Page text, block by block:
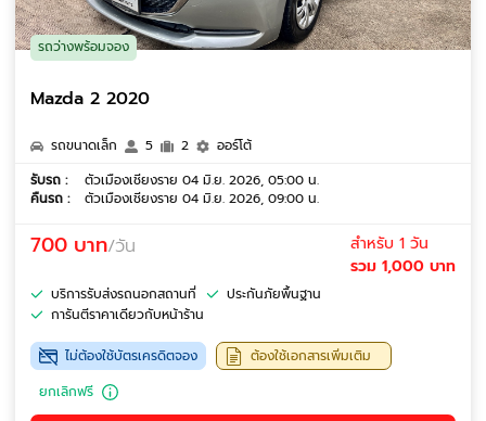
รถว่างพร้อมจอง
Mazda 2 2020
รถขนาดเล็ก 5 2
ออร์โต้
รับรถ :
ตัวเมืองเชียงราย 04 มิ.ย. 2026, 05:00 น.
คืนรถ :
ตัวเมืองเชียงราย 04 มิ.ย. 2026, 09:00 น.
700 บาท/วัน
สำหรับ 1 วัน
รวม 1,000 บาท
บริการรับส่งรถนอกสถานที่
ประกันภัยพื้นฐาน
การันตีราคาเดียวกับหน้าร้าน
ไม่ต้องใช้บัตรเครดิตจอง
ต้องใช้เอกสารเพิ่มเติม
ยกเลิกฟรี